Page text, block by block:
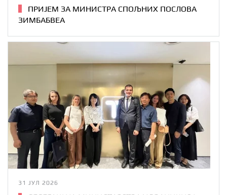
ПРИЈЕМ ЗА МИНИСТРА СПОЉНИХ ПОСЛОВА
ЗИМБАБВЕА
31 ЈУЛ 2026